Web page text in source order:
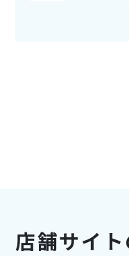
店舗サイ